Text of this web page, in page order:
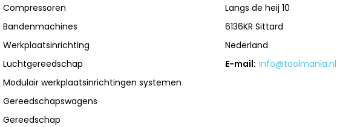
Compressoren
Bandenmachines
Werkplaatsinrichting
Luchtgereedschap
Modulair werkplaatsinrichtingen systemen
Gereedschapswagens
Gereedschap
Langs de heij 10
6136KR Sittard
Nederland
E-mail: Info@toolmania.nl